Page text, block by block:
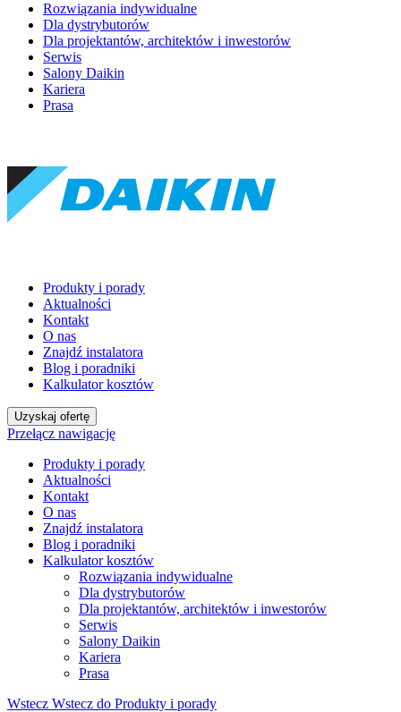
Rozwiązania indywidualne
Dla dystrybutorów
Dla projektantów, architektów i inwestorów
Serwis
Salony Daikin
Kariera
Prasa
Produkty i porady
Aktualności
Kontakt
O nas
Znajdź instalatora
Blog i poradniki
Kalkulator kosztów
Uzyskaj ofertę
Przełącz nawigację
Produkty i porady
Aktualności
Kontakt
O nas
Znajdź instalatora
Blog i poradniki
Kalkulator kosztów
Rozwiązania indywidualne
Dla dystrybutorów
Dla projektantów, architektów i inwestorów
Serwis
Salony Daikin
Kariera
Prasa
Wstecz Wstecz do Produkty i porady